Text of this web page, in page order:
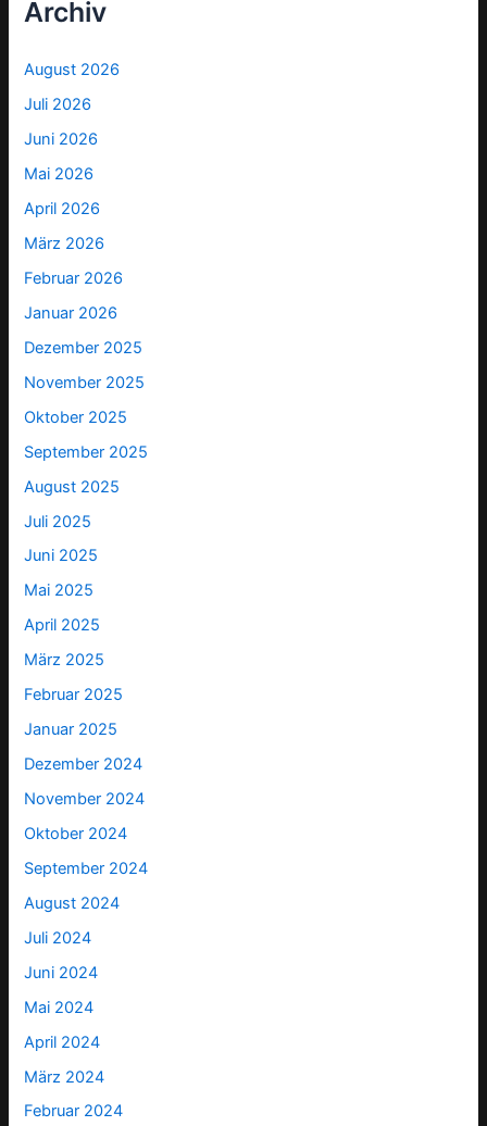
Archiv
August 2026
Juli 2026
Juni 2026
Mai 2026
April 2026
März 2026
Februar 2026
Januar 2026
Dezember 2025
November 2025
Oktober 2025
September 2025
August 2025
Juli 2025
Juni 2025
Mai 2025
April 2025
März 2025
Februar 2025
Januar 2025
Dezember 2024
November 2024
Oktober 2024
September 2024
August 2024
Juli 2024
Juni 2024
Mai 2024
April 2024
März 2024
Februar 2024